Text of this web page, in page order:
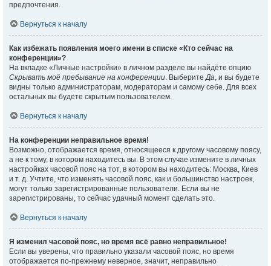
предпочтения.
Вернуться к началу
Как избежать появления моего имени в списке «Кто сейчас на
конференции»?
На вкладке «Личные настройки» в личном разделе вы найдёте опцию
Скрывать моё пребывание на конференции. ВыберитеДа, и вы будете
видны только администраторам, модераторам и самому себе. Для всех
остальных вы будете скрытым пользователем.
Вернуться к началу
На конференции неправильное время!
Возможно, отображается время, относящееся к другому часовому поясу,
а не к тому, в котором находитесь вы. В этом случае измените в личных
настройках часовой пояс на тот, в котором вы находитесь: Москва, Киев
и т. д. Учтите, что изменять часовой пояс, как и большинство настроек,
могут только зарегистрированные пользователи. Если вы не
зарегистрированы, то сейчас удачный момент сделать это.
Вернуться к началу
Я изменил часовой пояс, но время всё равно неправильное!
Если вы уверены, что правильно указали часовой пояс, но время
отображается по-прежнему неверное, значит, неправильно